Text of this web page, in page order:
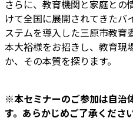
さらに、教育機関と家庭と
けて全国に展開されてきたバ
ステムを導入した三原市教育
本大裕様をお招きし、教育現
か、その本質を探ります。
※本セミナーのご参加は自治
す。あらかじめご了承ください